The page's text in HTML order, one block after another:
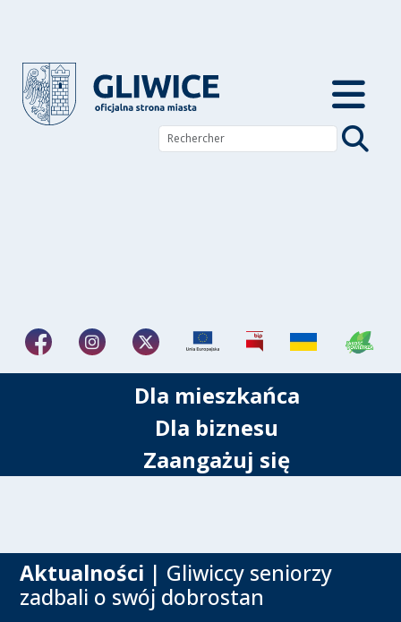
Dla mieszkańca
Dla biznesu
Zaangażuj się
Aktualności | Gliwiccy seniorzy
zadbali o swój dobrostan